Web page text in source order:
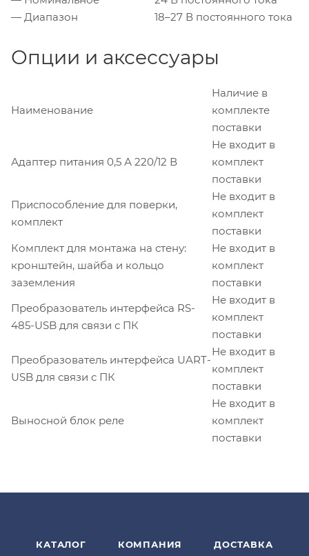
— Диапазон
18–27 В постоянного тока
Опции и аксессуары
Наименование
Наличие в
комплекте
поставки
Адаптер питания 0,5 А 220/12 В
Не входит в
комплект
поставки
Приспособление для поверки,
комплект
Не входит в
комплект
поставки
Комплект для монтажа на стену:
кронштейн, шайба и кольцо
заземления
Не входит в
комплект
поставки
Преобразователь интерфейса RS-
485-USB для связи с ПК
Не входит в
комплект
поставки
Преобразователь интерфейса UART-
USB для связи с ПК
Не входит в
комплект
поставки
Выносной блок реле
Не входит в
комплект
поставки
КАТАЛОГ КОМПАНИЯ ДОСТАВКА